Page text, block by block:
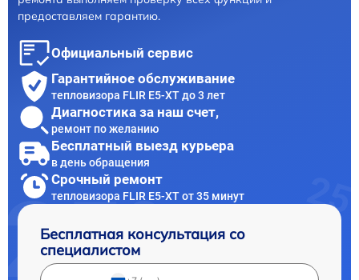
предоставляем гарантию.
Официальный сервис
Гарантийное обслуживание
тепловизора FLIR E5-XT до 3 лет
Диагностика за наш счет,
ремонт по желанию
Бесплатный выезд курьера
в день обращения
Срочный ремонт
тепловизора FLIR E5-XT от 35 минут
Бесплатная консультация со
специалистом